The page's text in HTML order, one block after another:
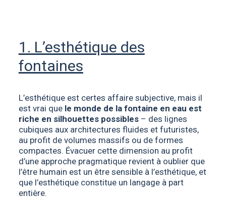
1. L’esthétique des
fontaines
L’esthétique est certes affaire subjective, mais il
est vrai que le monde de la fontaine en eau est
riche en silhouettes possibles– des lignes
cubiques aux architectures fluides et futuristes,
au profit de volumes massifs ou de formes
compactes. Évacuer cette dimension au profit
d’une approche pragmatique revient à oublier que
l’être humain est un être sensible à l’esthétique, et
que l’esthétique constitue un langage à part
entière.